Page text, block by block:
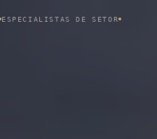
ESPECIALISTAS DE SETOR